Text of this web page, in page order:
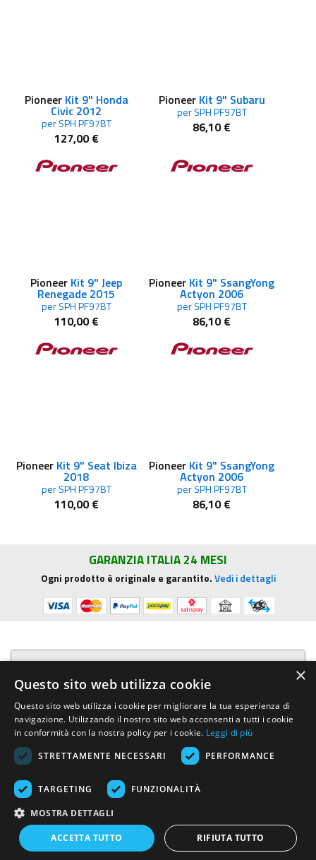
Pioneer Kit 9" Honda
Civic 2012
per SPH PF97BT
127,00 €
Pioneer Kit 9" Subaru
per SPH PF97BT
86,10 €
Pioneer Kit 9" Jeep
Renegade 2015
per SPH PF97BT
110,00 €
Pioneer Kit 9" SsangYong
Actyon 2006
per SPH PF97BT
86,10 €
Pioneer Kit 9" Seat Ibiza
2018
per SPH PF97BT
110,00 €
Pioneer Kit 9" SsangYong
Actyon 2006
per SPH PF97BT
86,10 €
GARANZIA ITALIA 24 MESI
Ogni prodotto è originale e garantito.Vedi i dettagli
Presentazione aziendale
Acquista su R.G. Sound
Trasparenza e sicurezza
Area Clienti
R.G. Sound di Rosini Guido
- Tel. e Fax (+39) 0577.716097 - Partita IVA IT01002570529 REA SI-
113696
Created by: Advinser
×
Questo sito web utilizza cookie
Questo sito web utilizza i cookie per migliorare la tua esperienza di
navigazione. Utilizzando il nostro sito web acconsenti a tutti i cookie
in conformità con la nostra policy per i cookie. Leggi di più
STRETTAMENTE NECESSARI
PERFORMANCE
TARGETING FUNZIONALITÀ
MOSTRA DETTAGLI
ACCETTA TUTTO RIFIUTA TUTTO